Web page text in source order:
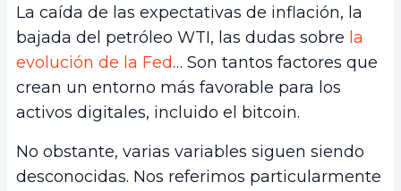
La caída de las expectativas de inflación, la
bajada del petróleo WTI, las dudas sobre la
evolución de la Fed… Son tantos factores que
crean un entorno más favorable para los
activos digitales, incluido el bitcoin.
No obstante, varias variables siguen siendo
desconocidas. Nos referimos particularmente